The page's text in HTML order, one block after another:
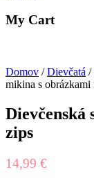
My Cart
Domov /Dievčatá /
mikina s obrázkami
Dievčenská
zips
14,99 €